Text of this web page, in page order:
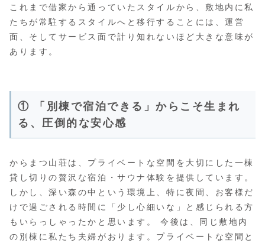
これまで借家から通っていたスタイルから、敷地内に私
たちが常駐するスタイルへと移行することには、運営
面、そしてサービス面で計り知れないほど大きな意味が
あります。
① 「別棟で宿泊できる」からこそ生まれ
る、圧倒的な安心感
からまつ山荘は、プライベートな空間を大切にした一棟
貸し切りの贅沢な宿泊・サウナ体験を提供しています。
しかし、深い森の中という環境上、特に夜間、お客様だ
けで過ごされる時間に「少し心細いな」と感じられる方
もいらっしゃったかと思います。 今後は、同じ敷地内
の別棟に私たち夫婦がおります。プライベートな空間と